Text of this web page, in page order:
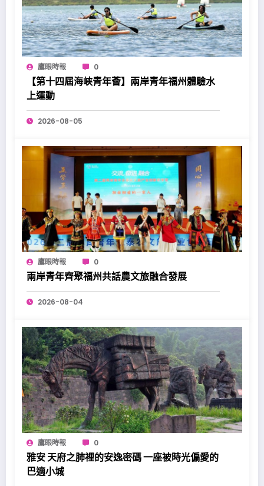
鷹眼時報 0
【第十四屆海峽青年薈】兩岸青年福州體驗水
上運動
2026-08-05
鷹眼時報 0
兩岸青年齊聚福州共話農文旅融合發展
2026-08-04
鷹眼時報 0
雅安 天府之肺裡的安逸密碼 一座被時光偏愛的
巴適小城